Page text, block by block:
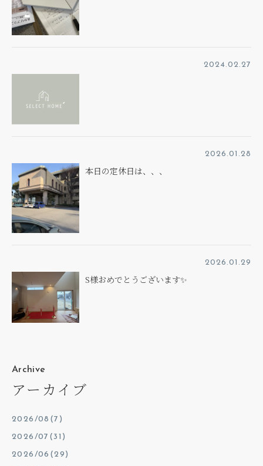
2024.02.27
2026.01.28
本日の定休日は、、、
2026.01.29
S様おめでとうございます✨
Archive
アーカイブ
2026/08(7)
2026/07(31)
2026/06(29)